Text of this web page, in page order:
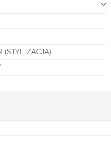
(STYLIZACJA)